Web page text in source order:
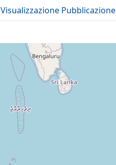
Visualizzazione Pubblicazione